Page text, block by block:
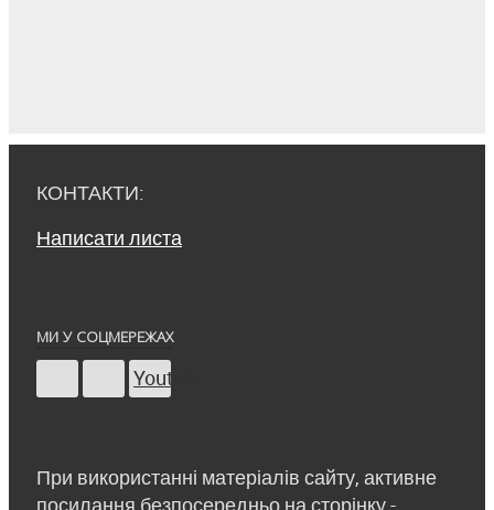
КОНТАКТИ:
Написати листа
МИ У СОЦМЕРЕЖАХ
Youtube
При використанні матеріалів сайту, активне
посилання безпосередньо на сторінку -